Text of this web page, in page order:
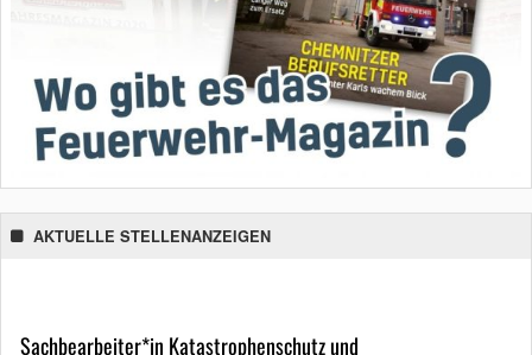
AKTUELLE STELLENANZEIGEN
Sachbearbeiter*in Katastrophenschutz und